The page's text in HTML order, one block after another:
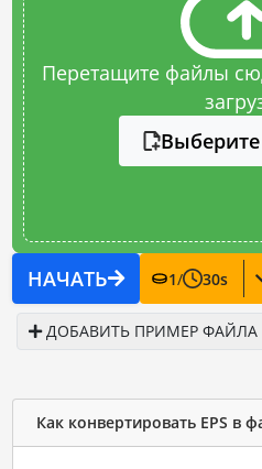
Перетащите файлы
НАЧАТЬ 1/ 30s
ДОБАВИТЬ ПРИМЕР ФАЙЛА
Как конвертировать EPS в